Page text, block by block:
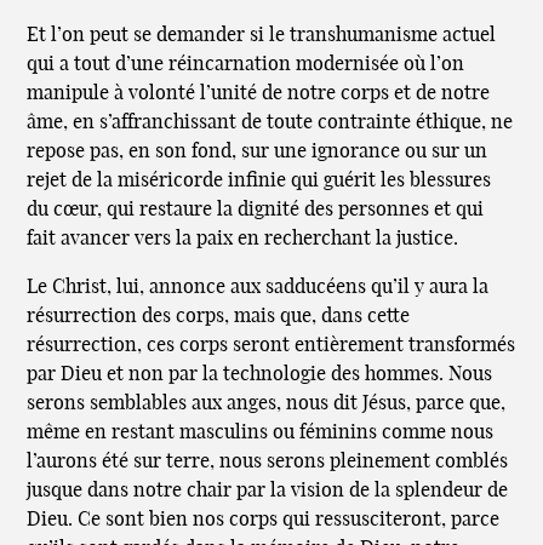
Et l’on peut se demander si le transhumanisme actuel
qui a tout d’une réincarnation modernisée où l’on
manipule à volonté l’unité de notre corps et de notre
âme, en s’affranchissant de toute contrainte éthique, ne
repose pas, en son fond, sur une ignorance ou sur un
rejet de la miséricorde infinie qui guérit les blessures
du cœur, qui restaure la dignité des personnes et qui
fait avancer vers la paix en recherchant la justice.
Le Christ, lui, annonce aux sadducéens qu’il y aura la
résurrection des corps, mais que, dans cette
résurrection, ces corps seront entièrement transformés
par Dieu et non par la technologie des hommes. Nous
serons semblables aux anges, nous dit Jésus, parce que,
même en restant masculins ou féminins comme nous
l’aurons été sur terre, nous serons pleinement comblés
jusque dans notre chair par la vision de la splendeur de
Dieu. Ce sont bien nos corps qui ressusciteront, parce